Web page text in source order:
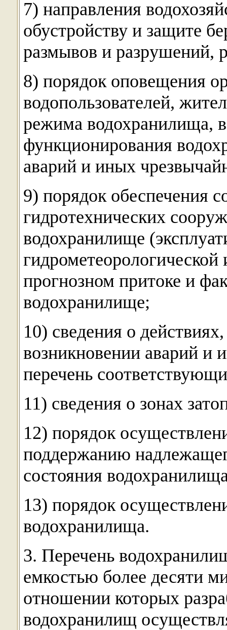
7) направления
обустройству и защите
размывов и разрушений,
8) порядок оповещения
водопользователей,
режима водохранилища,
функционирования
аварий и иных
9) порядок обеспечения
гидротехнических
водохранилище
прогнозном притоке и
водохранилище;
10) сведения о
возникновении аварий и
перечень
11) сведения о зонах
12) порядок
поддержанию
состояния
13) порядок
водохранилища.
3. Перечень
емкостью более десяти
отношении которых
водохранилищ